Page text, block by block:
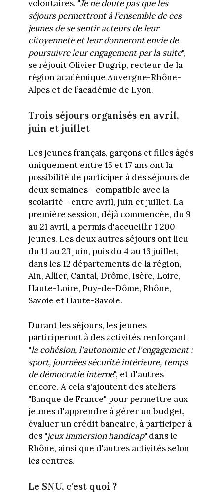
volontaires. "Je ne doute pas que les
séjours permettront à l’ensemble de ces
jeunes de se sentir acteurs de leur
citoyenneté et leur donneront envie de
poursuivre leur engagement par la suite",
se réjouit Olivier Dugrip, recteur de la
région académique Auvergne-Rhône-
Alpes et de l’académie de Lyon.
Trois séjours organisés en avril,
juin et juillet
Les jeunes français, garçons et filles âgés
uniquement entre 15 et 17 ans ont la
possibilité de participer à des séjours de
deux semaines - compatible avec la
scolarité - entre avril, juin et juillet. La
première session, déjà commencée, du 9
au 21 avril, a permis d'accueillir 1 200
jeunes. Les deux autres séjours ont lieu
du 11 au 23 juin, puis du 4 au 16 juillet,
dans les 12 départements de la région,
Ain, Allier, Cantal, Drôme, Isère, Loire,
Haute-Loire, Puy-de-Dôme, Rhône,
Savoie et Haute-Savoie.
Durant les séjours, les jeunes
participeront à des activités renforçant
"la cohésion, l'autonomie et l'engagement :
sport, journées sécurité intérieure, temps
de démocratie interne", et d'autres
encore. A cela s'ajoutent des ateliers
"Banque de France" pour permettre aux
jeunes d'apprendre à gérer un budget,
évaluer un crédit bancaire, à participer à
des "jeux immersion handicap" dans le
Rhône, ainsi que d'autres activités selon
les centres.
Le SNU, c'est quoi ?